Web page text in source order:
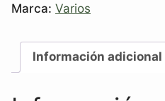
Marca: Varios
Información adicional